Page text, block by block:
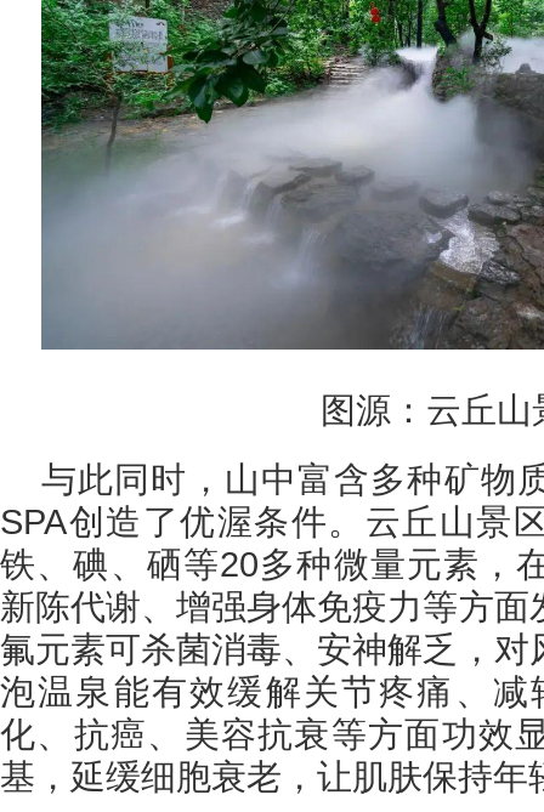
图源：云丘山
与此同时，山中富含多种矿物
SPA创造了优渥条件。云丘山景
铁、碘、硒等20多种微量元素，
新陈代谢、增强身体免疫力等方
氟元素可杀菌消毒、安神解乏，
泡温泉能有效缓解关节疼痛、
化、抗癌、美容抗衰等方面功效
基，延缓细胞衰老，让肌肤保持年